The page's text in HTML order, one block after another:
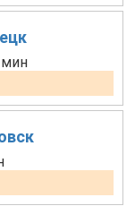
мин